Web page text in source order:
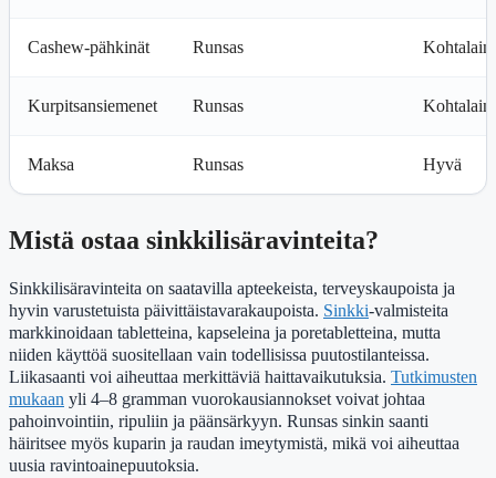
Cashew-pähkinät Runsas
Kurpitsansiemenet Runsas
Maksa Runsas Hyvä
Mistä ostaa sinkkilisäravinteita?
Sinkkilisäravinteita on saatavilla apteekeista, terveyskaupoista ja
hyvin varustetuista päivittäistavarakaupoista. Sinkki-valmisteita
markkinoidaan tabletteina, kapseleina ja poretabletteina, mutta
niiden käyttöä suositellaan vain todellisissa puutostilanteissa.
Liikasaanti voi aiheuttaa merkittäviä haittavaikutuksia. Tutkimusten
mukaan yli 4–8 gramman vuorokausiannokset voivat johtaa
pahoinvointiin, ripuliin ja päänsärkyyn. Runsas sinkin saanti
häiritsee myös kuparin ja raudan imeytymistä, mikä voi aiheuttaa
uusia ravintoainepuutoksia.